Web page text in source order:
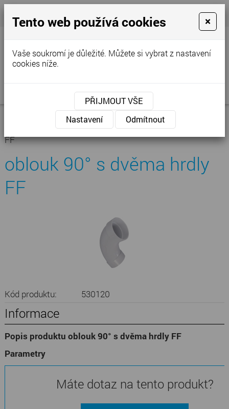
cvstop@tiscali.cz
Nabídka»Centrální
Příslušenství»Potrubí»oblouk 90° s dvěma hrdly
FF
oblouk 90° s dvěma hrdly
FF
Kód produktu: 530120
Informace
Popis produktu oblouk 90° s dvěma hrdly FF
Parametry
Máte dotaz na tento produkt?
Tento web používá cookies ×
Vaše soukromí je důležité. Můžete si vybrat z nastavení
cookies níže.
PŘIJMOUT VŠE
Nastavení
Odmítnout